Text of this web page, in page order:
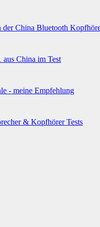
China Bluetooth
China im Test
- meine Empfehlung
& Kopfhörer Tests